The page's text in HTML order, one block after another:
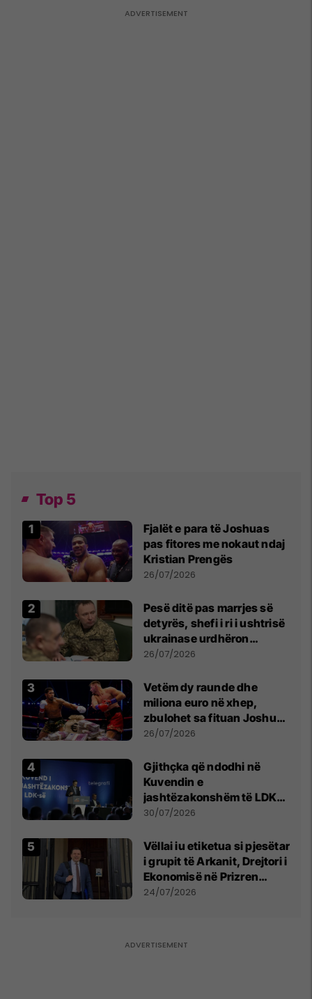
Top 5
Fjalët e para të Joshuas
pas fitores me nokaut ndaj
Kristian Prengës
26/07/2026
Pesë ditë pas marrjes së
detyrës, shefi i ri i ushtrisë
ukrainase urdhëron
kontroll të madh
26/07/2026
Vetëm dy raunde dhe
miliona euro në xhep,
zbulohet sa fituan Joshua
e Prenga
26/07/2026
Gjithçka që ndodhi në
Kuvendin e
jashtëzakonshëm të LDK-
së
30/07/2026
Vëllai iu etiketua si pjesëtar
i grupit të Arkanit, Drejtori i
Ekonomisë në Prizren
mohon pretendimet
24/07/2026